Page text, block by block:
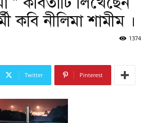
কবি নীলিমা শামীম ।
1374
Twitter Pinterest